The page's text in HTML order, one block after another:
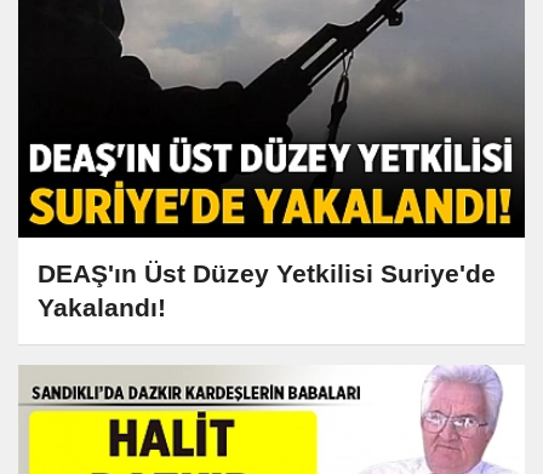
DEAŞ'ın Üst Düzey Yetkilisi Suriye'de
Yakalandı!